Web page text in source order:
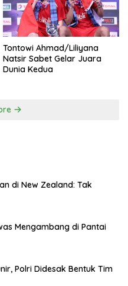
Tontowi Ahmad/Liliyana
Natsir Sabet Gelar Juara
Dunia Kedua
di New Zealand: Tak
Mengambang di Pantai
Polri Didesak Bentuk Tim